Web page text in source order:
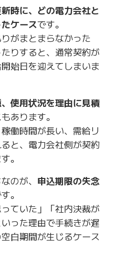
時に、どの電力会社と
ケースです。
がまとまらなかった
りすると、通常契約が
始日を迎えてしまいま
使用状況を理由に見積
もあります。
働時間が長い、需給リ
と、電力会社側が契約
。
のが、 申込期限の失念
。
ていた」「社内決裁が
った理由で手続きが遅
白期間が生じるケース